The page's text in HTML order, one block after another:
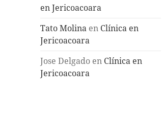
en Jericoacoara
Tato Molina en Clínica en
Jericoacoara
Jose Delgado en Clínica en
Jericoacoara